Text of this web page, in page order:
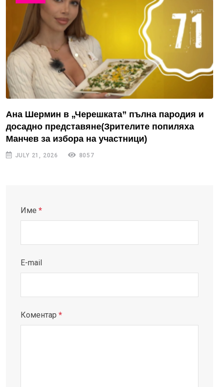
Ана Шермин в „Черешката” пълна пародия и
досадно представяне(Зрителите попиляха
Манчев за избора на участници)
JULY 21, 2026 8057
Име *
E-mail
Коментар *